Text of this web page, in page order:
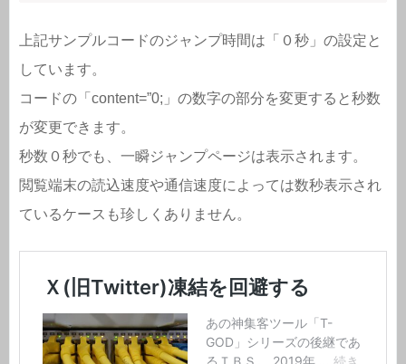
上記サンプルコードのジャンプ時間は「０秒」の設定と
しています。
コードの「content=”0;」の数字の部分を変更すると秒数
が変更できます。
秒数０秒でも、一瞬ジャンプページは表示されます。
閲覧端末の読込速度や通信速度によっては数秒表示され
ているケースも珍しくありません。